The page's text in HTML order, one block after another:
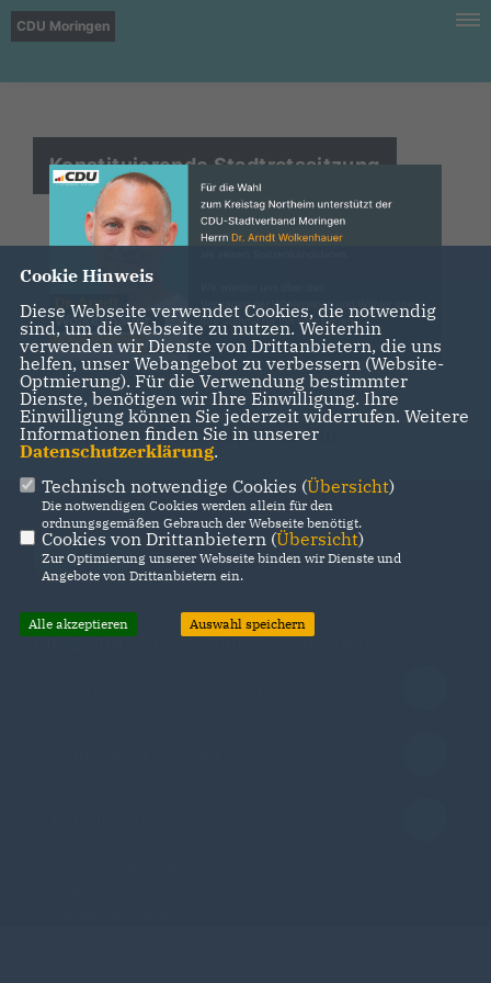
CDU Moringen
Konstituierende Stadtratssitzung
Am 04.10.2021 fand in der Stadthalle
Moringen die 1. Sitzung des Stadtrates
statt.
Moringen, 09.11.2021, 09:12 Uhr
Cookie Hinweis
Diese Webseite verwendet Cookies, die notwendig
sind, um die Webseite zu nutzen. Weiterhin
verwenden wir Dienste von Drittanbietern, die uns
helfen, unser Webangebot zu verbessern (Website-
Optmierung). Für die Verwendung bestimmter
Dienste, benötigen wir Ihre Einwilligung. Ihre
Einwilligung können Sie jederzeit widerrufen. Weitere
Informationen finden Sie in unserer
Datenschutzerklärung.
Technisch notwendige Cookies (Übersicht)
Die notwendigen Cookies werden allein für den
ordnungsgemäßen Gebrauch der Webseite benötigt.
Cookies von Drittanbietern (Übersicht)
Zur Optimierung unserer Webseite binden wir Dienste und
Angebote von Drittanbietern ein.
Alle akzeptieren Auswahl speichern